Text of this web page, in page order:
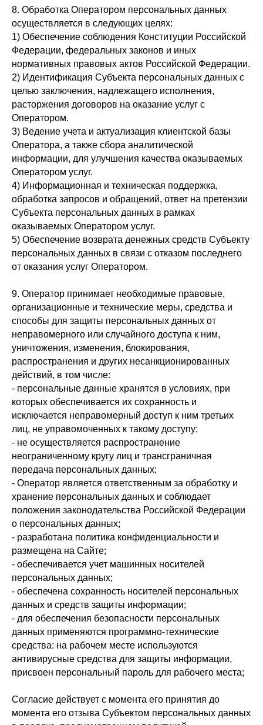
8. Обработка Оператором персональных данных
осуществляется в следующих целях:
1) Обеспечение соблюдения Конституции Российской
Федерации, федеральных законов и иных
нормативных правовых актов Российской Федерации.
2) Идентификация Субъекта персональных данных с
целью заключения, надлежащего исполнения,
расторжения договоров на оказание услуг с
Оператором.
3) Ведение учета и актуализация клиентской базы
Оператора, а также сбора аналитической
информации, для улучшения качества оказываемых
Оператором услуг.
4) Информационная и техническая поддержка,
обработка запросов и обращений, ответ на претензии
Субъекта персональных данных в рамках
оказываемых Оператором услуг.
5) Обеспечение возврата денежных средств Субъекту
персональных данных в связи с отказом последнего
от оказания услуг Оператором.
9. Оператор принимает необходимые правовые,
организационные и технические меры, средства и
способы для защиты персональных данных от
неправомерного или случайного доступа к ним,
уничтожения, изменения, блокирования,
распространения и других несанкционированных
действий, в том числе:
- персональные данные хранятся в условиях, при
которых обеспечивается их сохранность и
исключается неправомерный доступ к ним третьих
лиц, не управомоченных к такому доступу;
- не осуществляется распространение
неограниченному кругу лиц и трансграничная
передача персональных данных;
- Оператор является ответственным за обработку и
хранение персональных данных и соблюдает
положения законодательства Российской Федерации
о персональных данных;
- разработана политика конфиденциальности и
размещена на Сайте;
- обеспечивается учет машинных носителей
персональных данных;
- обеспечена сохранность носителей персональных
данных и средств защиты информации;
- для обеспечения безопасности персональных
данных применяются программно-технические
средства: на рабочем месте используются
антивирусные средства для защиты информации,
присвоен персональный пароль для рабочего места;
Согласие действует с момента его принятия до
момента его отзыва Субъектом персональных данных